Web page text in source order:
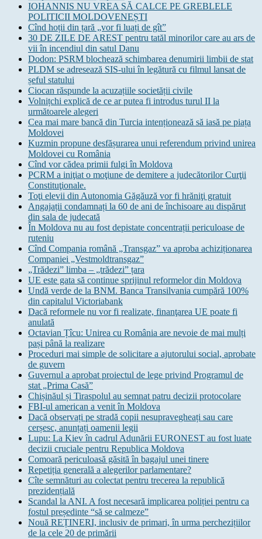
IOHANNIS NU VREA SĂ CALCE PE GREBLELE
POLITICII MOLDOVENEȘTI
Cînd hoții din țară „vor fi luați de gît”
30 DE ZILE DE AREST pentru tatăl minorilor care au ars de
vii în incendiul din satul Danu
Dodon: PSRM blochează schimbarea denumirii limbii de stat
PLDM se adresează SIS-ului în legătură cu filmul lansat de
șeful statului
Ciocan răspunde la acuzațiile societății civile
Volnițchi explică de ce ar putea fi introdus turul II la
următoarele alegeri
Cea mai mare bancă din Turcia intenționează să iasă pe piața
Moldovei
Kuzmin propune desfășurarea unui referendum privind unirea
Moldovei cu România
Cînd vor cădea primii fulgi în Moldova
PCRM a iniţiat o moţiune de demitere a judecătorilor Curţii
Constituţionale.
Toţi elevii din Autonomia Găgăuză vor fi hrăniţi gratuit
Angajații condamnați la 60 de ani de închisoare au dispărut
din sala de judecată
În Moldova nu au fost depistate concentrații periculoase de
ruteniu
Cînd Compania română „Transgaz” va aproba achiziționarea
Companiei „Vestmoldtransgaz”
„Trădezi” limba – „trădezi” țara
UE este gata să continue sprijinul reformelor din Moldova
Undă verde de la BNM. Banca Transilvania cumpără 100%
din capitalul Victoriabank
Dacă reformele nu vor fi realizate, finanţarea UE poate fi
anulată
Octavian Țîcu: Unirea cu România are nevoie de mai mulți
pași până la realizare
Proceduri mai simple de solicitare a ajutorului social, aprobate
de guvern
Guvernul a aprobat proiectul de lege privind Programul de
stat „Prima Casă”
Chișinăul și Tiraspolul au semnat patru decizii protocolare
FBI-ul american a venit în Moldova
Dacă observați pe stradă copii nesupravegheați sau care
cerșesc, anunțați oamenii legii
Lupu: La Kiev în cadrul Adunării EURONEST au fost luate
decizii cruciale pentru Republica Moldova
Comoară periculoasă găsită în bagajul unei tinere
Repetiția generală a alegerilor parlamentare?
Cîte semnături au colectat pentru trecerea la republică
prezidențială
Scandal la ANI. A fost necesară implicarea poliției pentru ca
fostul președinte “să se calmeze”
Nouă REȚINERI, inclusiv de primari, în urma perchezițiilor
de la cele 20 de primării